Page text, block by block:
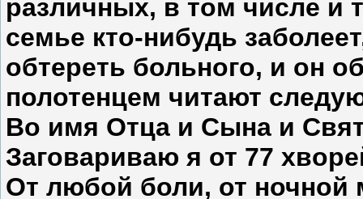
различных, в том числе и
семье кто-нибудь
обтереть больного, и он
полотенцем читают
Во имя Отца и Сына и
Заговариваю я от 77
От любой боли, от ночной